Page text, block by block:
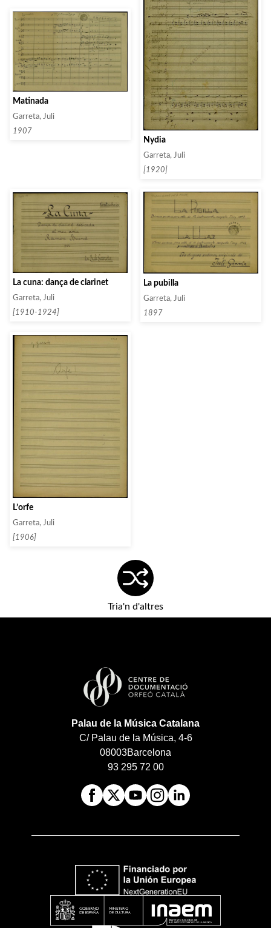
Matinada
Garreta, Juli
1907
Nydia
Garreta, Juli
[1920]
La cuna: dança de clarinet
Garreta, Juli
[1910-1924]
La pubilla
Garreta, Juli
1897
L’orfe
Garreta, Juli
[1906]
Tria'n d'altres
Palau de la Música Catalana
C/ Palau de la Música, 4-6
08003Barcelona
93 295 72 00